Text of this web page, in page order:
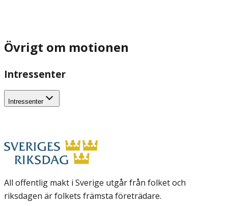
Övrigt om motionen
Intressenter
Intressenter
All offentlig makt i Sverige utgår från folket och
riksdagen är folkets främsta företrädare.